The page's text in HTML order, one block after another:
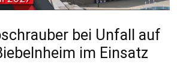
bei Unfall auf
im Einsatz